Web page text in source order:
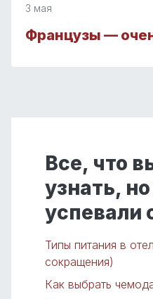
3 мая
Французы —
Все, что
узнать,
успевали
Типы питания в
сокращения)
Как выбрать